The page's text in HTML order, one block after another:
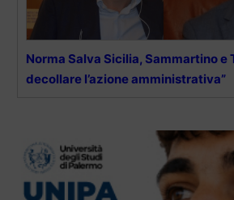
Norma Salva Sicilia, Sammartino e
decollare l’azione amministrativa”